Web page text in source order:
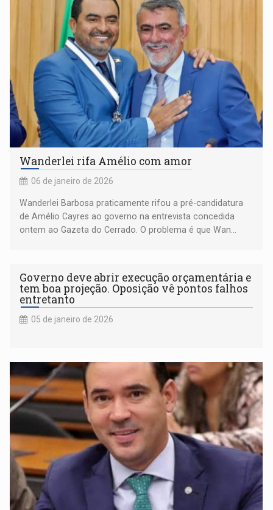
Wanderlei rifa Amélio com amor
06 de janeiro de 2026
Wanderlei Barbosa praticamente rifou a pré-candidatura
de Amélio Cayres ao governo na entrevista concedida
ontem ao Gazeta do Cerrado. O problema é que Wan...
Governo deve abrir execução orçamentária e
tem boa projeção. Oposição vê pontos falhos
entretanto
05 de janeiro de 2026